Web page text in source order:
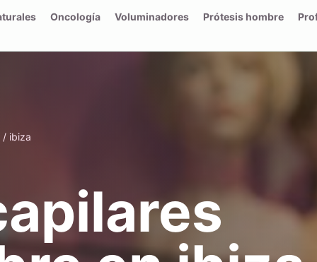
Oncología Voluminadores Prótesis hombre
/ ibiza